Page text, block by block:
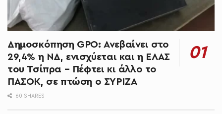
Δημοσκόπηση GPO: Ανεβαίνει στο
29,4% η ΝΔ, ενισχύεται και η ΕΛΑΣ
του Τσίπρα – Πέφτει κι άλλο το
ΠΑΣΟΚ, σε πτώση ο ΣΥΡΙΖΑ
60 SHARES